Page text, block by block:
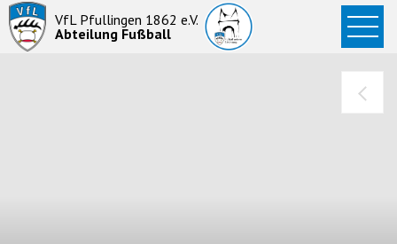
VfL Pfullingen 1862 e.V.
Abteilung Fußball
Startseite
News